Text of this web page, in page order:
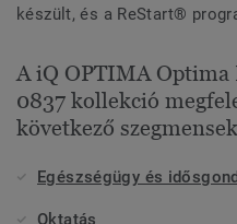
készült, és a ReStart®
A iQ OPTIMA
0837 kollekció
következő
Egészségügy és
Oktatás